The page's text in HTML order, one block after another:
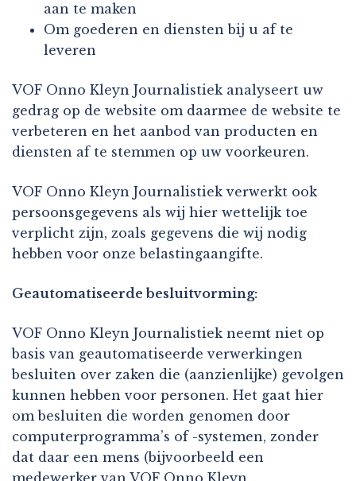
aan te maken
Om goederen en diensten bij u af te
leveren
VOF Onno Kleyn Journalistiek analyseert uw
gedrag op de website om daarmee de website te
verbeteren en het aanbod van producten en
diensten af te stemmen op uw voorkeuren.
VOF Onno Kleyn Journalistiek verwerkt ook
persoonsgegevens als wij hier wettelijk toe
verplicht zijn, zoals gegevens die wij nodig
hebben voor onze belastingaangifte.
Geautomatiseerde besluitvorming:
VOF Onno Kleyn Journalistiek neemt niet op
basis van geautomatiseerde verwerkingen
besluiten over zaken die (aanzienlijke) gevolgen
kunnen hebben voor personen. Het gaat hier
om besluiten die worden genomen door
computerprogramma’s of -systemen, zonder
dat daar een mens (bijvoorbeeld een
medewerker van VOF Onno Kleyn